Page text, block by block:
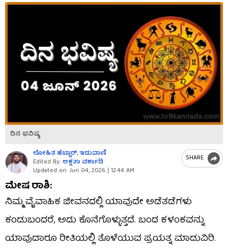
ದಿನ ಭವಿಷ್ಯ
ಲೋಹಿತ ಹೆಬ್ಬಾರ್​, ಇಡುವಾಣಿ
Edited By: ಅಕ್ಷತಾ ವರ್ಕಾಡಿ
Updated on: Jun 04, 2026 | 12:44 AM
SHARE
ಮೇಷ ರಾಶಿ:
ನಿಮ್ಮ ವೈವಾಹಿಕ ಜೀವನದಲ್ಲಿ ಯಾವುದೇ ಅಡೆತಡೆಗಳು
ಕಂಡುಬಂದರೆ, ಅದು ಕೊನೆಗೊಳ್ಳುತ್ತದೆ. ಬಂದ ಕಳಂಕವನ್ನು
ಯಾವುದಾರೂ ರೀತಿಯಲ್ಲಿ ತೊಳೆಯುವ ಪ್ರಯತ್ನ ಮಾಡುವಿರಿ.